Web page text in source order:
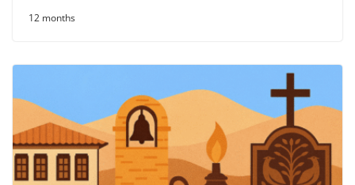
12 months